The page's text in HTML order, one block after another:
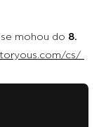
se mohou do 8.
cs/